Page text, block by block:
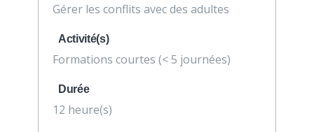
Gérer les conflits avec des adultes
Activité(s)
Formations courtes (< 5 journées)
Durée
12 heure(s)